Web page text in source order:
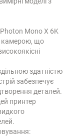
Mono X 6K
камерою, що
здатністю
забезпечує
деталей.
принтер